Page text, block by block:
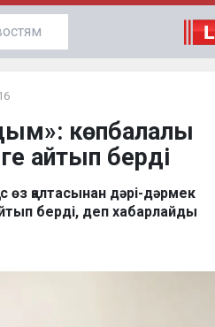
көпбалалы
айтып берді
өз қалтасынан дәрі-дәрмек
берді, деп хабарлайды